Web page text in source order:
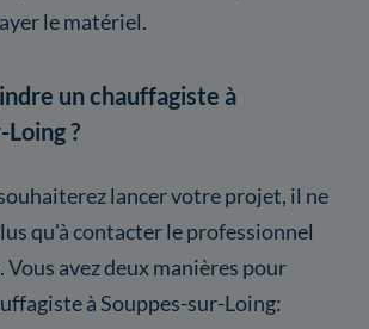
le matériel.
un chauffagiste à
?
lancer votre projet, il ne
qu'à contacter le professionnel
avez deux manières pour
à Souppes-sur-Loing: